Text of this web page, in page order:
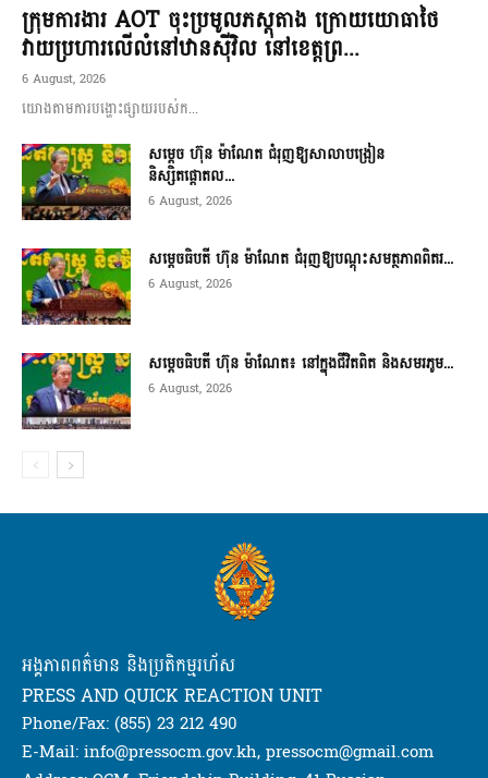
ក្រុមការងារ AOT ចុះប្រមូលភស្តុតាង ក្រោយយោធាថៃ
វាយប្រហារលើលំនៅឋានស៊ីវិល នៅខេត្តព្រ...
6 August, 2026
យោងតាមការបង្ហោះផ្សាយរបស់ក...
សម្តេច ហ៊ុន ម៉ាណែត ជំរុញឱ្យសាលាបង្រៀន
និស្សិតផ្តោតល...
6 August, 2026
សម្តេចធិបតី ហ៊ុន ម៉ាណែត ជំរុញឱ្យបណ្តុះសមត្ថភាពពិតរ...
6 August, 2026
សម្តេចធិបតី ហ៊ុន ម៉ាណែត៖ នៅក្នុងជីវិតពិត និងសមរភូម...
6 August, 2026
អង្គភាពពត៌មាន និងប្រតិកម្មរហ័ស
PRESS AND QUICK REACTION UNIT
Phone/Fax: (855) 23 212 490
E-Mail: info@pressocm.gov.kh, pressocm@gmail.com